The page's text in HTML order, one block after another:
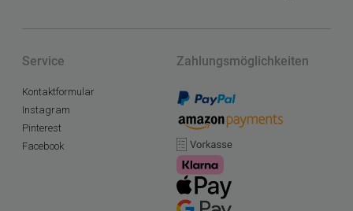
Service
Kontaktformular
Instagram
Pinterest
Facebook
Zahlungsmöglichkeiten